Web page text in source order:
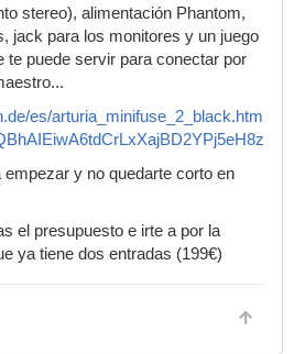
stereo), alimentación Phantom,
jack para los monitores y un juego
te puede servir para conectar por
es/arturia_minifuse_2_black.htm?
y no quedarte corto en
el presupuesto e irte a por la
ya tiene dos entradas (199€)